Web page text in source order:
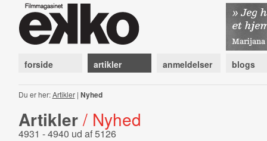
forside artikler anmeldelser blogs
Du er her:Artikler| Nyhed
Artikler / Nyhed
4931 - 4940 ud af 5126